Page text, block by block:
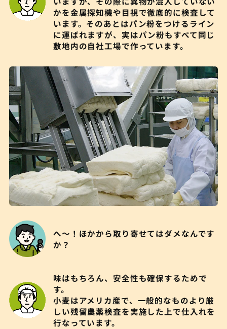
かを金属探知機や目視で徹底的に検査して
います。そのあとはパン粉をつけるライン
に運ばれますが、実はパン粉もすべて同じ
敷地内の自社工場で作っています。
へ〜！ほかから取り寄せてはダメなんです
か？
味はもちろん、安全性も確保するためで
す。
小麦はアメリカ産で、一般的なものより厳
しい残留農薬検査を実施した上で仕入れを
行なっています。